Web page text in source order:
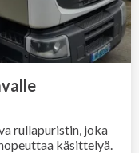
rullapuristin, joka
käsittelyä.